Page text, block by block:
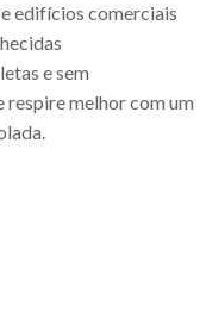
edifícios comerciais
e sem
respire melhor com um